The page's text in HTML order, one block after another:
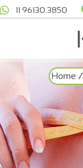
11 96130.3850
Home /